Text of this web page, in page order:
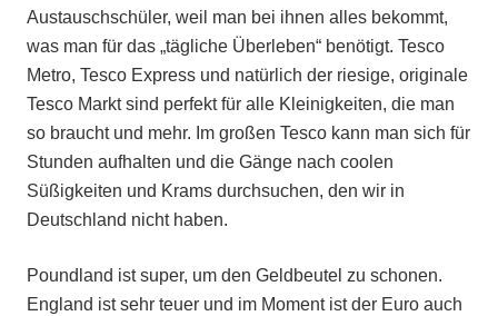
Austauschschüler, weil man bei ihnen alles bekommt,
was man für das „tägliche Überleben“ benötigt. Tesco
Metro, Tesco Express und natürlich der riesige, originale
Tesco Markt sind perfekt für alle Kleinigkeiten, die man
so braucht und mehr. Im großen Tesco kann man sich für
Stunden aufhalten und die Gänge nach coolen
Süßigkeiten und Krams durchsuchen, den wir in
Deutschland nicht haben.
Poundland ist super, um den Geldbeutel zu schonen.
England ist sehr teuer und im Moment ist der Euro auch